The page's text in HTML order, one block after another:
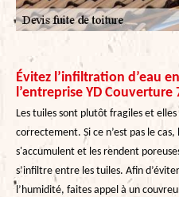
Évitez l’infiltration d’eau
l’entreprise YD Couverture
Les tuiles sont plutôt fragiles et
correctement. Si ce n’est pas le
s'accumulent et les rendent
s’infiltre entre les tuiles. Afin
l’humidité, faites appel à un